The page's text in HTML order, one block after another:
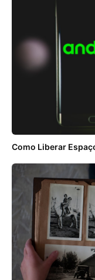
Como Liberar